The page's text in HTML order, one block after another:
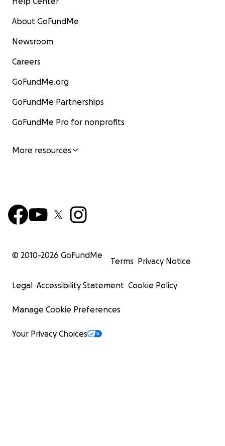
About GoFundMe
Newsroom
Careers
GoFundMe.org
GoFundMe Partnerships
GoFundMe Pro for nonprofits
More resources
© 2010-2026 GoFundMe
Terms Privacy Notice
Legal Accessibility Statement Cookie Policy
Manage Cookie Preferences
Your Privacy Choices